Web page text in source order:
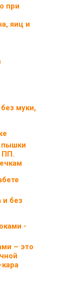
при
яиц и
муки,
пышки
ПП.
и без
– это